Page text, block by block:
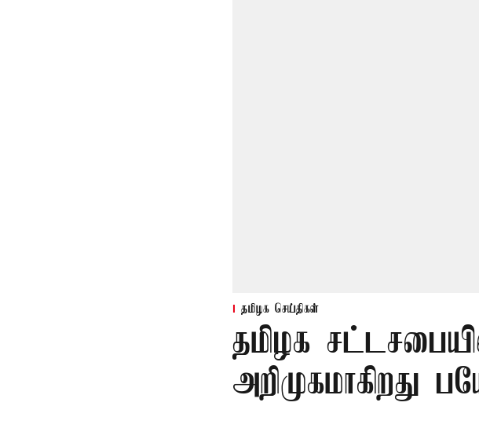
தமிழக செய்திகள்
தமிழக
அறிமுகமாகிறது